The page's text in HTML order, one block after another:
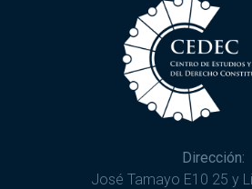
Dirección:
José Tamayo E10 25 y